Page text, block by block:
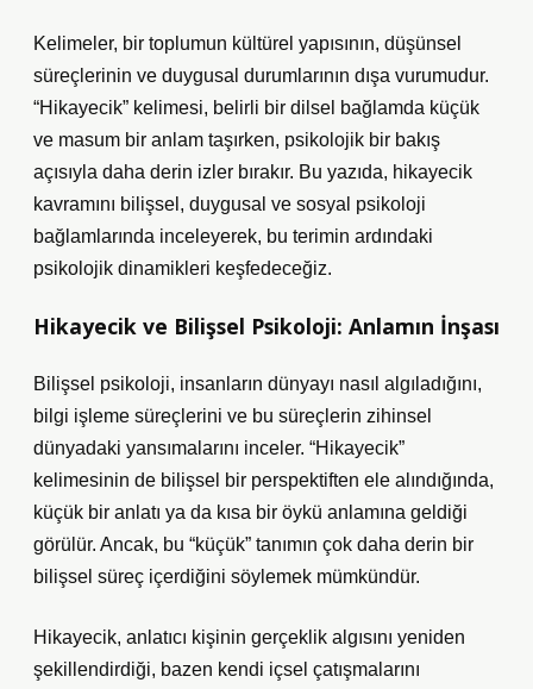
Kelimeler, bir toplumun kültürel yapısının, düşünsel
süreçlerinin ve duygusal durumlarının dışa vurumudur.
“Hikayecik” kelimesi, belirli bir dilsel bağlamda küçük
ve masum bir anlam taşırken, psikolojik bir bakış
açısıyla daha derin izler bırakır. Bu yazıda, hikayecik
kavramını bilişsel, duygusal ve sosyal psikoloji
bağlamlarında inceleyerek, bu terimin ardındaki
psikolojik dinamikleri keşfedeceğiz.
Hikayecik ve Bilişsel Psikoloji: Anlamın İnşası
Bilişsel psikoloji, insanların dünyayı nasıl algıladığını,
bilgi işleme süreçlerini ve bu süreçlerin zihinsel
dünyadaki yansımalarını inceler. “Hikayecik”
kelimesinin de bilişsel bir perspektiften ele alındığında,
küçük bir anlatı ya da kısa bir öykü anlamına geldiği
görülür. Ancak, bu “küçük” tanımın çok daha derin bir
bilişsel süreç içerdiğini söylemek mümkündür.
Hikayecik, anlatıcı kişinin gerçeklik algısını yeniden
şekillendirdiği, bazen kendi içsel çatışmalarını